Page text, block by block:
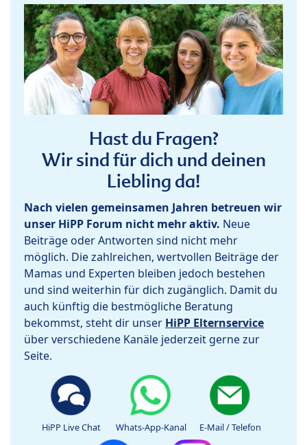
Hast du Fragen?
Wir sind für dich und deinen
Liebling da!
Nach vielen gemeinsamen Jahren betreuen wir
unser HiPP Forum nicht mehr aktiv. Neue
Beiträge oder Antworten sind nicht mehr
möglich. Die zahlreichen, wertvollen Beiträge der
Mamas und Experten bleiben jedoch bestehen
und sind weiterhin für dich zugänglich. Damit du
auch künftig die bestmögliche Beratung
bekommst, steht dir unser HiPP Elternservice
über verschiedene Kanäle jederzeit gerne zur
Seite.
HiPP Live Chat Whats-App-Kanal E-Mail / Telefon